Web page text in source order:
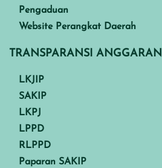
Pengaduan
Website Perangkat Daerah
TRANSPARANSI ANGGARAN
LKJIP
SAKIP
LKPJ
LPPD
RLPPD
Paparan SAKIP